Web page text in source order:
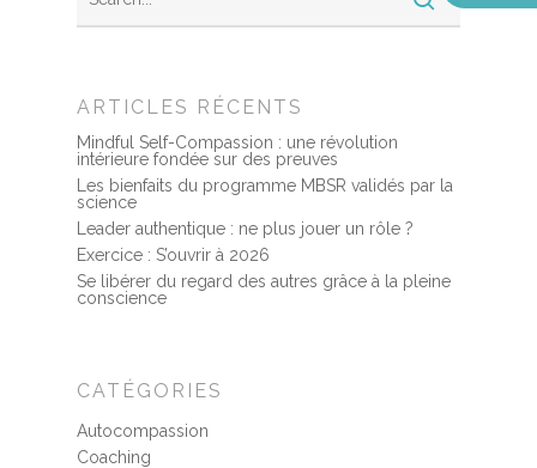
ARTICLES RÉCENTS
Mindful Self-Compassion : une révolution
intérieure fondée sur des preuves
Les bienfaits du programme MBSR validés par la
science
Leader authentique : ne plus jouer un rôle ?
Exercice : S’ouvrir à 2026
Se libérer du regard des autres grâce à la pleine
conscience
CATÉGORIES
Autocompassion
Coaching